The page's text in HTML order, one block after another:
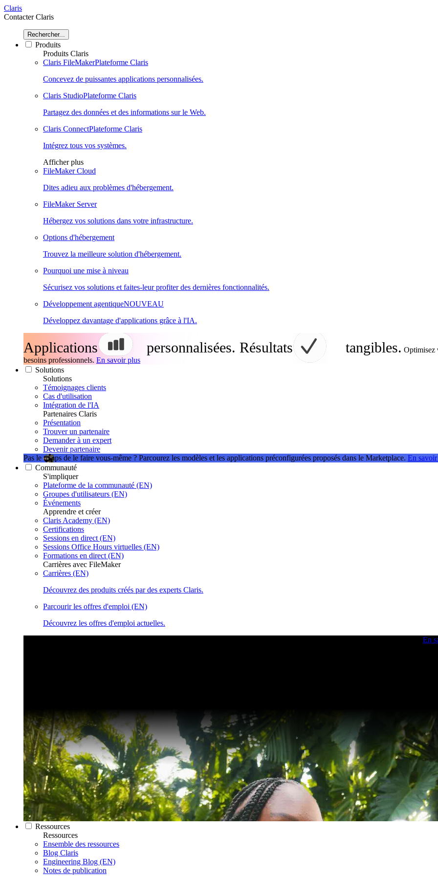
Claris
Contacter Claris
Rechercher...
Produits
Produits Claris
Claris FileMakerPlateforme Claris
Concevez de puissantes applications personnalisées.
Claris StudioPlateforme Claris
Partagez des données et des informations sur le Web.
Claris ConnectPlateforme Claris
Intégrez tous vos systèmes.
Afficher plus
FileMaker Cloud
Dites adieu aux problèmes d'hébergement.
FileMaker Server
Hébergez vos solutions dans votre infrastructure.
Options d'hébergement
Trouvez la meilleure solution d'hébergement.
Pourquoi une mise à niveau
Sécurisez vos solutions et faites-leur profiter des dernières fonctionnalités.
Développement agentiqueNOUVEAU
Développez davantage d'applications grâce à l'IA.
Applications personnalisées. Résultats tangibles. Optimisez
besoins professionnels. En savoir plus
Solutions
Solutions
Témoignages clients
Cas d'utilisation
Intégration de l'IA
Partenaires Claris
Présentation
Trouver un partenaire
Demander à un expert
Devenir partenaire
Pas le temps de le faire vous-même ? Parcourez les modèles et les applications préconfigurées proposés dans le Marketplace. En
Communauté
S'impliquer
Plateforme de la communauté (EN)
Groupes d'utilisateurs (EN)
Événements
Apprendre et créer
Claris Academy (EN)
Certifications
Sessions en direct (EN)
Sessions Office Hours virtuelles (EN)
Formations en direct (EN)
Carrières avec FileMaker
Carrières (EN)
Découvrez des produits créés par des experts Claris.
Parcourir les offres d'emploi (EN)
Découvrez les offres d'emploi actuelles.
En
Ressources
Ressources
Ensemble des ressources
Blog Claris
Engineering Blog (EN)
Notes de publication